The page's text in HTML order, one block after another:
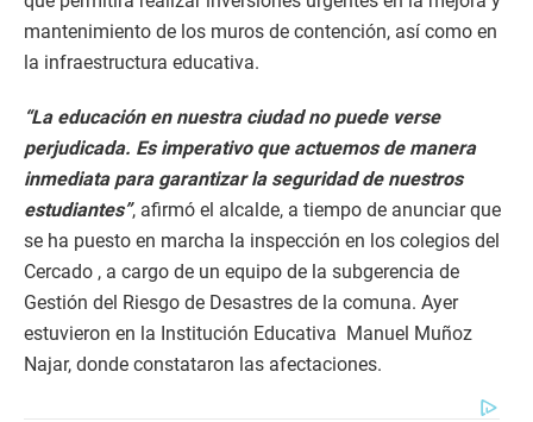
mantenimiento de los muros de contención, así como en
la infraestructura educativa.
“La educación en nuestra ciudad no puede verse
perjudicada. Es imperativo que actuemos de manera
inmediata para garantizar la seguridad de nuestros
estudiantes”, afirmó el alcalde, a tiempo de anunciar que
se ha puesto en marcha la inspección en los colegios del
Cercado , a cargo de un equipo de la subgerencia de
Gestión del Riesgo de Desastres de la comuna. Ayer
estuvieron en la Institución Educativa Manuel Muñoz
Najar, donde constataron las afectaciones.